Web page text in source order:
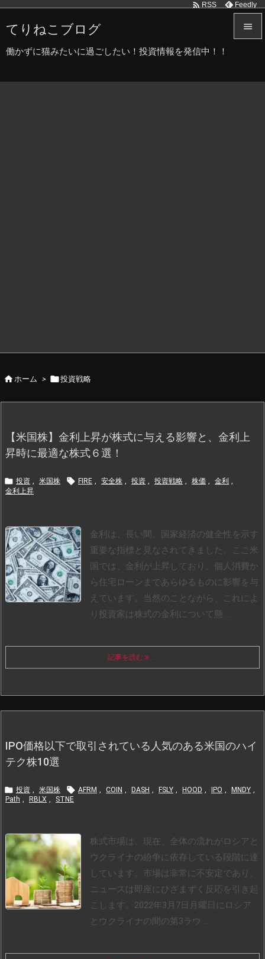
てりねこブログ
働かずに猫みたいに過ごしたい！投資情報を発信中！！


 RSS Feedly
ホーム > 投資戦略
【米国株】金利上昇が株式に与える影響と、金利上
昇時に最適な株式６選！
 投資 , 米国株  FIRE , 安全株 , 投資 , 投資戦略 , 株価 , 金利 ,
金利上昇
金利は、長い間、国家経済の健全性を示す
重要な指標と見なされてきました。ここ米
国では、金利が上昇しており、個人消費か
ら住宅ローンまであらゆるものに影響を与
えています。
当然のことながら、これによ
り投資家は株式の金利について懸 ...
記事を読む ...
IPO価格以下で取引されている人気のある米国のハイ
テク株10選
 投資 , 米国株  AFRM , COIN , DASH , FSLY , HOOD , IPO , MNDY ,
Path , RBLX , STNE
株式市場は、現在、全体の流れがロシアと
ウクライナの紛争に依存している段階に達
しています。市場は非常に不安定であり、
ニュースは即座にひざまずく反応を引き起
こします。 2022年3月7日月曜日にロシア
とウクライナの間の第3ラウ ...